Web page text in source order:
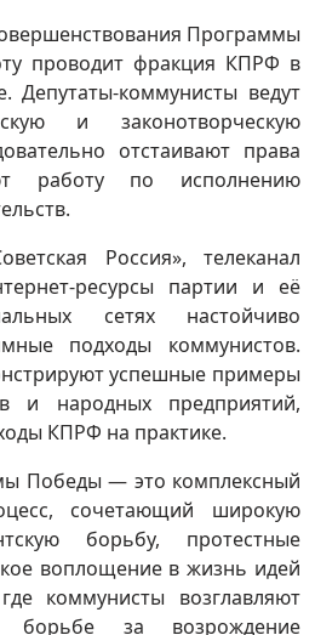
Программы
проводит фракция КПРФ в
Депутаты-коммунисты ведут
и законотворческую
отстаивают права
работу по исполнению
Россия», телеканал
ресурсы партии и её
сетях настойчиво
подходы коммунистов.
успешные примеры
и народных предприятий,
КПРФ на практике.
Победы — это комплексный
сочетающий широкую
борьбу, протестные
воплощение в жизнь идей
коммунисты возглавляют
за возрождение